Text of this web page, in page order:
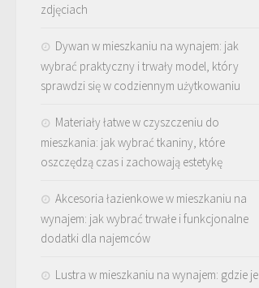
zdjęciach
Dywan w mieszkaniu na wynajem: jak
wybrać praktyczny i trwały model, który
sprawdzi się w codziennym użytkowaniu
Materiały łatwe w czyszczeniu do
mieszkania: jak wybrać tkaniny, które
oszczędzą czas i zachowają estetykę
Akcesoria łazienkowe w mieszkaniu na
wynajem: jak wybrać trwałe i funkcjonalne
dodatki dla najemców
Lustra w mieszkaniu na wynajem: gdzie je